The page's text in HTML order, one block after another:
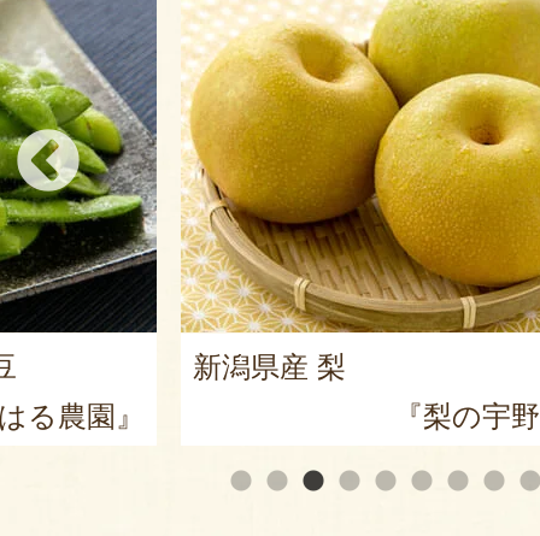
る農園』
新潟県産 梨
『梨の宇